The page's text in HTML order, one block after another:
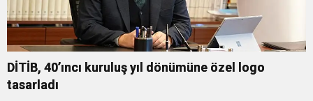
DİTİB, 40’ıncı kuruluş yıl dönümüne özel logo
tasarladı